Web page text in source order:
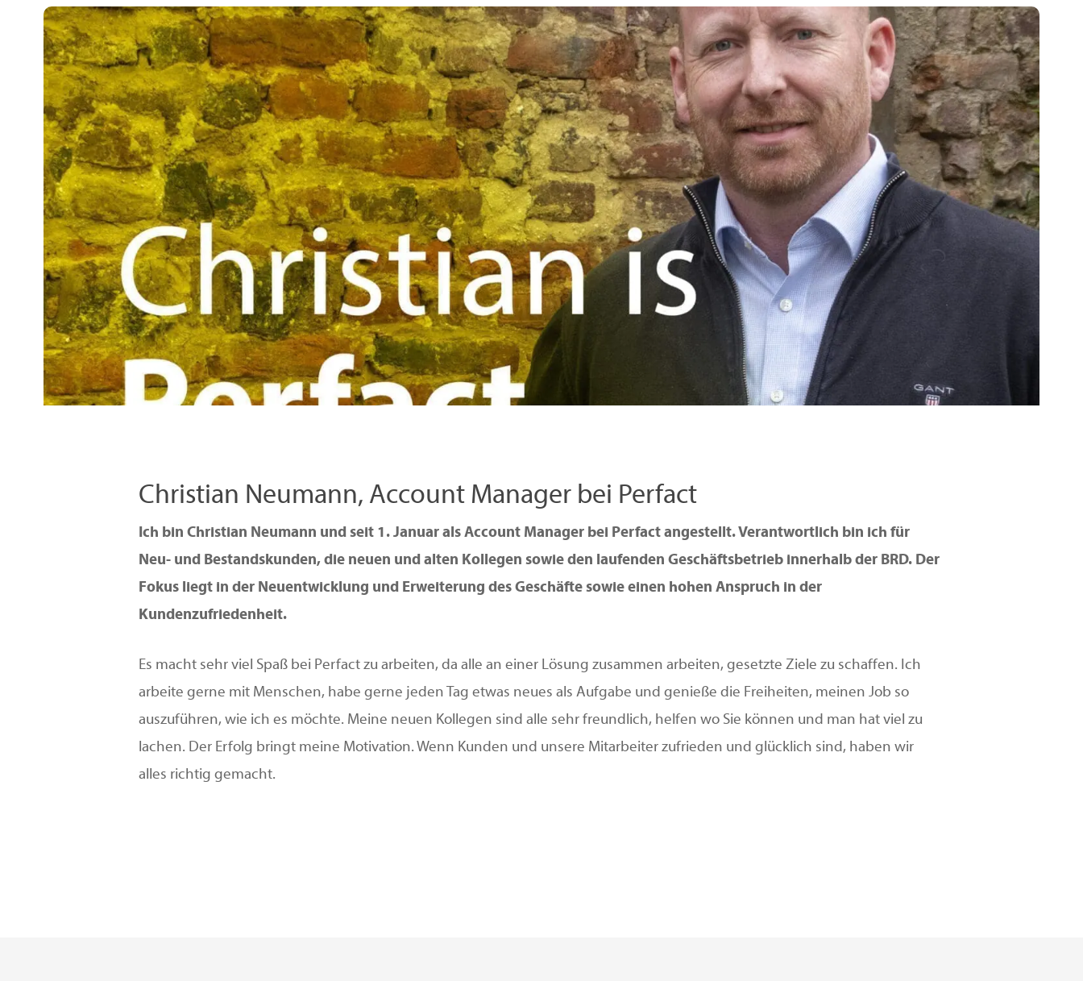
Hit enter to search or ESC to close
Christian Neumann, Account Manager bei Perfact
Ich bin Christian Neumann und seit 1. Januar als Account Manager bei Perfact angestellt. Verantwortlich bin ich für
Neu- und Bestandskunden, die neuen und alten Kollegen sowie den laufenden Geschäftsbetrieb innerhalb der BRD. Der
Fokus liegt in der Neuentwicklung und Erweiterung des Geschäfte sowie einen hohen Anspruch in der
Kundenzufriedenheit.
Es macht sehr viel Spaß bei Perfact zu arbeiten, da alle an einer Lösung zusammen arbeiten, gesetzte Ziele zu schaffen. Ich
arbeite gerne mit Menschen, habe gerne jeden Tag etwas neues als Aufgabe und genieße die Freiheiten, meinen Job so
auszuführen, wie ich es möchte. Meine neuen Kollegen sind alle sehr freundlich, helfen wo Sie können und man hat viel zu
lachen. Der Erfolg bringt meine Motivation. Wenn Kunden und unsere Mitarbeiter zufrieden und glücklich sind, haben wir
alles richtig gemacht.